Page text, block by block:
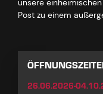
unsere
Post zu einem
26.06.2026-